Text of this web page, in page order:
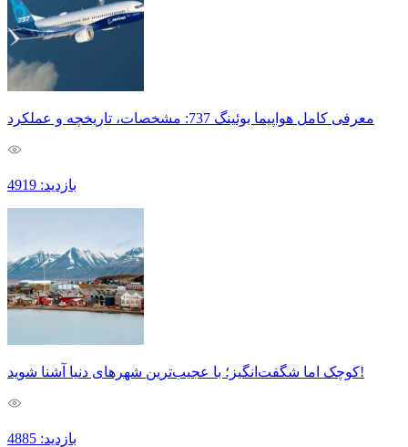
معرفی کامل هواپیما بوئینگ 737: مشخصات، تاریخچه و عملکرد
بازدید: 4919
کوچک اما شگفت‌انگیز؛ با عجیب‌ترین شهرهای دنیا آشنا شوید!
بازدید: 4885